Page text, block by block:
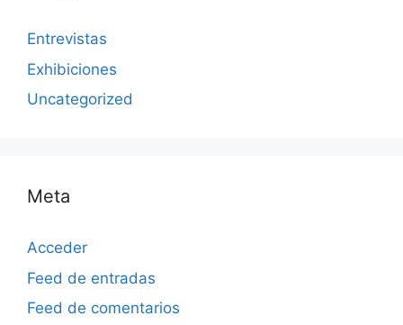
Entrevistas
Exhibiciones
Uncategorized
Meta
Acceder
Feed de entradas
Feed de comentarios